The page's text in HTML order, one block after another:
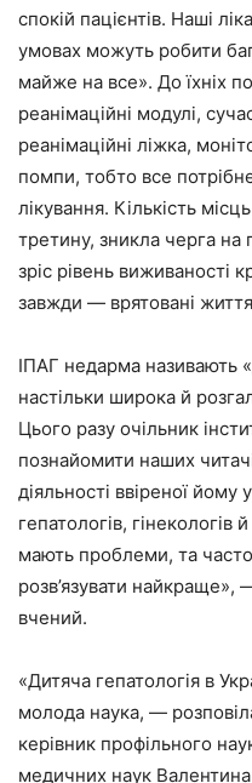
спокій пацієнтів. Наші
умовах можуть робити
майже на все». До їхніх
реанімаційні модулі,
реанімаційні ліжка,
помпи, тобто все
лікування. Кількість
третину, зникла черга на
зріс рівень виживаності
завжди — врятовані
ІПАГ недарма
настільки широка й
Цього разу очільник
познайомити наших
діяльності ввіреної
гепатологів, гінекологів
мають проблеми, та
розв’язувати
вчений.
«Дитяча гепатологія в
молода наука, —
керівник профільного
медичних наук